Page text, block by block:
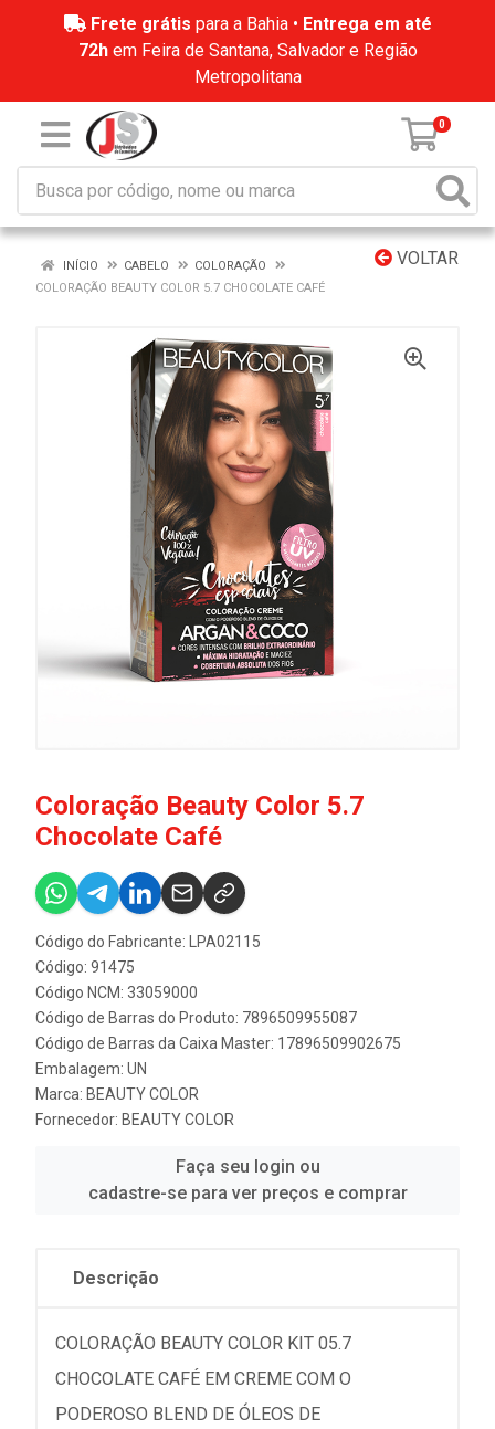
Frete grátis para a Bahia • Entrega em até
72hem Feira de Santana, Salvador e Região
Metropolitana
0
VOLTAR
INÍCIO CABELO
COLORAÇÃO
COLORAÇÃO BEAUTY COLOR 5.7 CHOCOLATE CAFÉ
Coloração Beauty Color 5.7
Chocolate Café
Código do Fabricante: LPA02115
Código: 91475
Código NCM: 33059000
Código de Barras do Produto: 7896509955087
Código de Barras da Caixa Master: 17896509902675
Embalagem: UN
Marca: BEAUTY COLOR
Fornecedor: BEAUTY COLOR
Faça seu login ou
cadastre-se para ver preços e comprar
Descrição
COLORAÇÃO BEAUTY COLOR KIT 05.7
CHOCOLATE CAFÉ EM CREME COM O
PODEROSO BLEND DE ÓLEOS DE